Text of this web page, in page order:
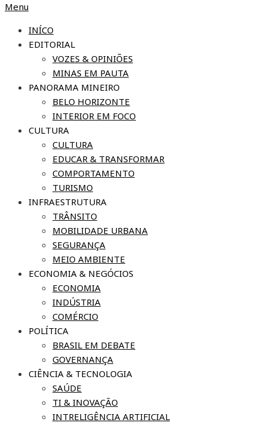
Menu
INÍCO
EDITORIAL
VOZES & OPINIÕES
MINAS EM PAUTA
PANORAMA MINEIRO
BELO HORIZONTE
INTERIOR EM FOCO
CULTURA
CULTURA
EDUCAR & TRANSFORMAR
COMPORTAMENTO
TURISMO
INFRAESTRUTURA
TRÂNSITO
MOBILIDADE URBANA
SEGURANÇA
MEIO AMBIENTE
ECONOMIA & NEGÓCIOS
ECONOMIA
INDÚSTRIA
COMÉRCIO
POLÍTICA
BRASIL EM DEBATE
GOVERNANÇA
CIÊNCIA & TECNOLOGIA
SAÚDE
TI & INOVAÇÃO
INTRELIGÊNCIA ARTIFICIAL